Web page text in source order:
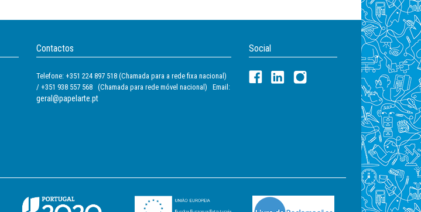
Contactos
Telefone: +351 224 897 518 (Chamada para a rede fixa nacional)
/ +351 938 557 568 (Chamada para rede móvel nacional) Email:
geral@papelarte.pt
Social